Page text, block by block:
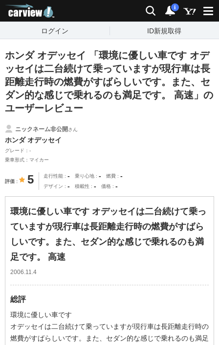
検索 通知
i
ログイン ID新規取得
ホンダ オデッセイ 「環境に優しい車です オデ
ッセイは二台続けて乗っていますが現行車は長
距離走行時の燃費がすばらしいです。また、セ
ダン的な感じで乗れるのも満足です。 高速」の
ユーザーレビュー
ニックネーム非公開さん
ホンダ オデッセイ
グレード：-
乗車形式：マイカー
評価 5 走行性能 - 乗り心地 - 燃費 -
デザイン - 積載性 - 価格 -
環境に優しい車です オデッセイは二台続けて乗っ
ていますが現行車は長距離走行時の燃費がすばら
しいです。また、セダン的な感じで乗れるのも満
足です。 高速
2006.11.4
総評
環境に優しい車です
オデッセイは二台続けて乗っていますが現行車は長距離走行時の
燃費がすばらしいです。また、セダン的な感じで乗れるのも満足